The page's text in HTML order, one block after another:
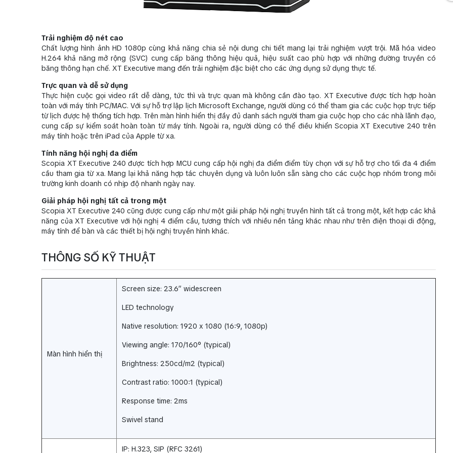
Trải nghiệm độ nét cao
Chất lượng hình ảnh HD 1080p cùng khả năng chia sẻ nội dung chi tiết mang lại trải nghiệm vượt trội. Mã hóa video
H.264 khả năng mở rộng (SVC) cung cấp băng thông hiệu quả, hiệu suất cao phù hợp với những đường truyền có
băng thông hạn chế. XT Executive mang đến trải nghiệm đặc biệt cho các ứng dụng sử dụng thực tế.
Trực quan và dễ sử dụng
Thực hiện cuộc gọi video rất dễ dàng, tức thì và trực quan mà không cần đào tạo. XT Executive được tích hợp hoàn
toàn với máy tính PC/MAC. Với sự hỗ trợ lập lịch Microsoft Exchange, người dùng có thể tham gia các cuộc họp trực tiếp
từ lịch được hệ thống tích hợp. Trên màn hình hiển thị đầy đủ danh sách người tham gia cuộc họp cho các nhà lãnh đạo,
cung cấp sự kiểm soát hoàn toàn từ máy tính. Ngoài ra, người dùng có thể điều khiển Scopia XT Executive 240 trên
máy tính hoặc trên iPad của Apple từ xa.
Tính năng hội nghị đa điểm
Scopia XT Executive 240 được tích hợp MCU cung cấp hội nghị đa điểm điểm tùy chọn với sự hỗ trợ cho tối đa 4 điểm
cầu tham gia từ xa. Mang lại khả năng hợp tác chuyên dụng và luôn luôn sẵn sàng cho các cuộc họp nhóm trong môi
trường kinh doanh có nhịp độ nhanh ngày nay.
Giải pháp hội nghị tất cả trong một
Scopia XT Executive 240 cũng được cung cấp như một giải pháp hội nghị truyền hình tất cả trong một, kết hợp các khả
năng của XT Executive với hội nghị 4 điểm cầu, tương thích với nhiều nền tảng khác nhau như trên điện thoại di động,
máy tính để bàn và các thiết bị hội nghị truyền hình khác.
THÔNG SỐ KỸ THUẬT
Màn hình hiển thị
Screen size: 23.6” widescreen
LED technology
Native resolution: 1920 x 1080 (16:9, 1080p)
Viewing angle: 170/160° (typical)
Brightness: 250cd/m2 (typical)
Contrast ratio: 1000:1 (typical)
Response time: 2ms
Swivel stand
IP: H.323, SIP (RFC 3261)